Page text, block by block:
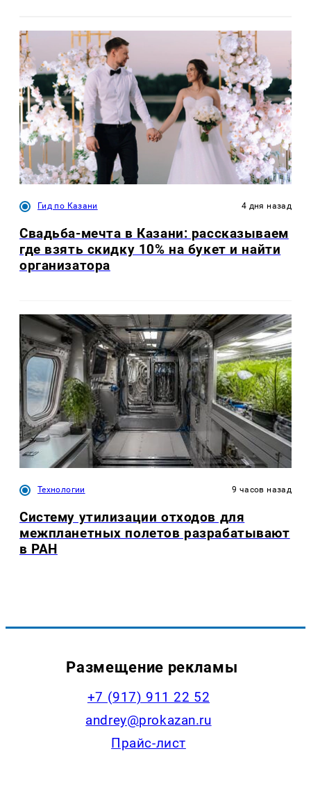
Гид по Казани 4 дня назад
Свадьба-мечта в Казани: рассказываем
где взять скидку 10% на букет и найти
организатора
Технологии 9 часов назад
Систему утилизации отходов для
межпланетных полетов разрабатывают
в РАН
Размещение рекламы
+7 (917) 911 22 52
andrey@prokazan.ru
Прайс-лист